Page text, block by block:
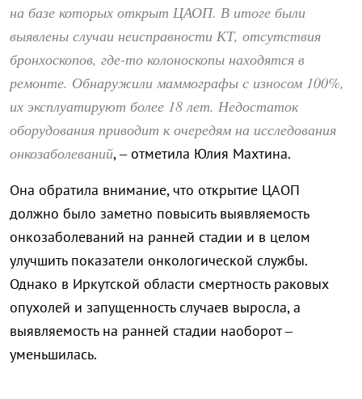
на базе которых открыт ЦАОП. В итоге были
выявлены случаи неисправности КТ, отсутствия
бронхоскопов, где-то колоноскопы находятся в
ремонте. Обнаружили маммографы с износом 100%,
их эксплуатируют более 18 лет. Недостаток
оборудования приводит к очередям на исследования
онкозаболеваний, – отметила Юлия Махтина.
Она обратила внимание, что открытие ЦАОП
должно было заметно повысить выявляемость
онкозаболеваний на ранней стадии и в целом
улучшить показатели онкологической службы.
Однако в Иркутской области смертность раковых
опухолей и запущенность случаев выросла, а
выявляемость на ранней стадии наоборот –
уменьшилась.